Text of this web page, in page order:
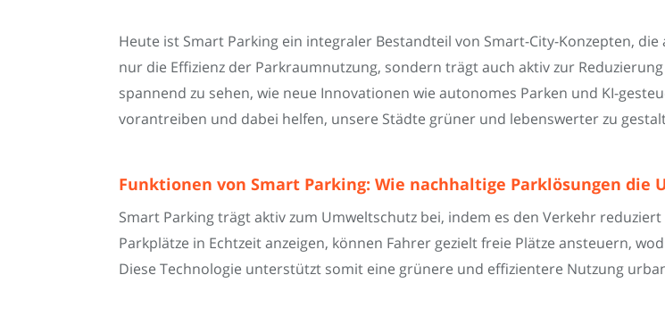
Heute ist Smart Parking ein integraler Bestandteil von Smart-City-Konzepten,
nur die Effizienz der Parkraumnutzung, sondern trägt auch aktiv zur
spannend zu sehen, wie neue Innovationen wie autonomes Parken und KI-
vorantreiben und dabei helfen, unsere Städte grüner und lebenswerter zu
Funktionen von Smart Parking: Wie nachhaltige Parklösungen die
Smart Parking trägt aktiv zum Umweltschutz bei, indem es den Verkehr
Parkplätze in Echtzeit anzeigen, können Fahrer gezielt freie Plätze ansteuern,
Diese Technologie unterstützt somit eine grünere und effizientere Nutzung